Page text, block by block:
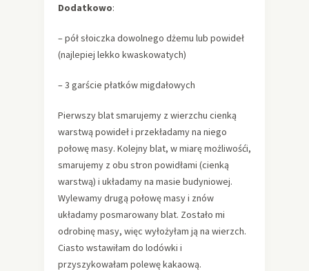
Dodatkowo:
– pół słoiczka dowolnego dżemu lub powideł
(najlepiej lekko kwaskowatych)
– 3 garście płatków migdałowych
Pierwszy blat smarujemy z wierzchu cienką
warstwą powideł i przekładamy na niego
połowę masy. Kolejny blat, w miarę możliwośći,
smarujemy z obu stron powidłami (cienką
warstwą) i układamy na masie budyniowej.
Wylewamy drugą połowę masy i znów
układamy posmarowany blat. Zostało mi
odrobinę masy, więc wyłożyłam ją na wierzch.
Ciasto wstawiłam do lodówki i
przyszykowałam polewę kakaową.